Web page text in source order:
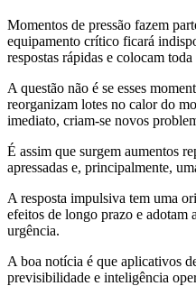
Momentos de pressão fazem
equipamento crítico ficará
respostas rápidas e colocam
A questão não é se esses
reorganizam lotes no calor do
imediato, criam-se novos
É assim que surgem aumentos
apressadas e, principalmente,
A resposta impulsiva tem uma
efeitos de longo prazo e adotam
urgência.
A boa notícia é que aplicativos
previsibilidade e inteligência